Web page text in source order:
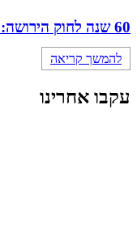
60 שנה לחוק הירושה: מאות משפטנים השתתפו בכנס מקצועי מיוחד של מחוז מרכז
להמשך קריאה
עקבו אחרינו